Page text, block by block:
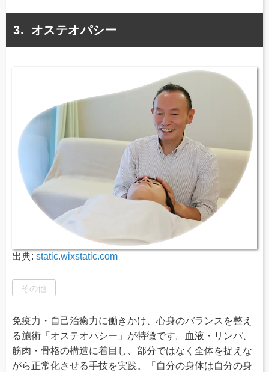
オステオパシー
出典: static.wixstatic.com
その他
免疫力・自己治癒力に働きかけ、心身のバランスを整え
る施術「オステオパシー」が特徴です。血液・リンパ、
筋肉・骨格の構造に着目し、部分ではなく全体を捉えな
がら正常化させる手技を実践。「自分の身体は自分の身